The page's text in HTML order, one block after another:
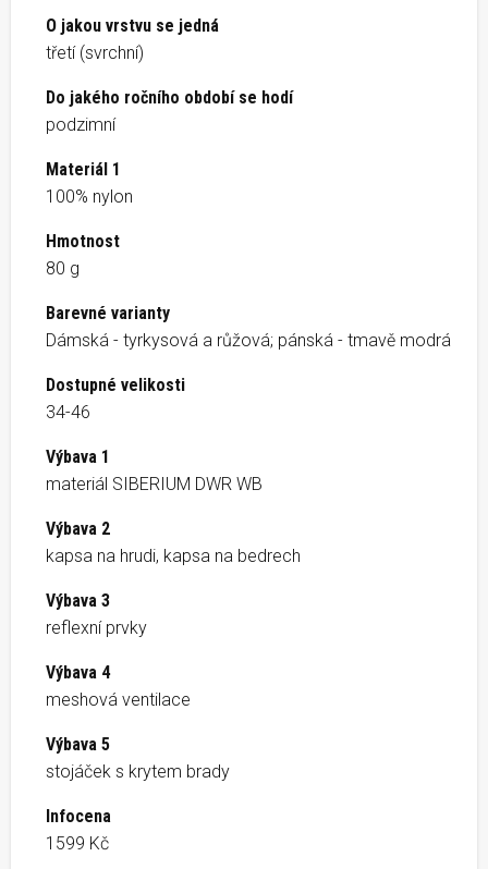
O jakou vrstvu se jedná
třetí (svrchní)
Do jakého ročního období se hodí
podzimní
Materiál 1
100% nylon
Hmotnost
80 g
Barevné varianty
Dámská - tyrkysová a růžová; pánská - tmavě modrá
Dostupné velikosti
34-46
Výbava 1
materiál SIBERIUM DWR WB
Výbava 2
kapsa na hrudi, kapsa na bedrech
Výbava 3
reflexní prvky
Výbava 4
meshová ventilace
Výbava 5
stojáček s krytem brady
Infocena
1599 Kč